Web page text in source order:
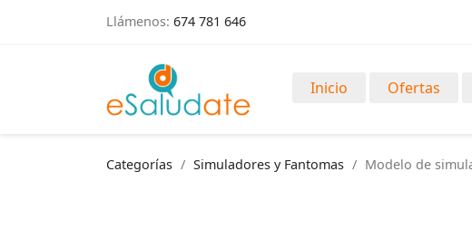
Llámenos: 674 781 646
Inicio Ofertas
Categorías Simuladores y Fantomas Modelo de